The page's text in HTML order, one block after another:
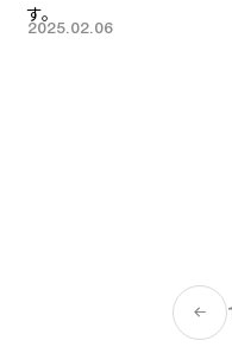
す。
2025.02.06